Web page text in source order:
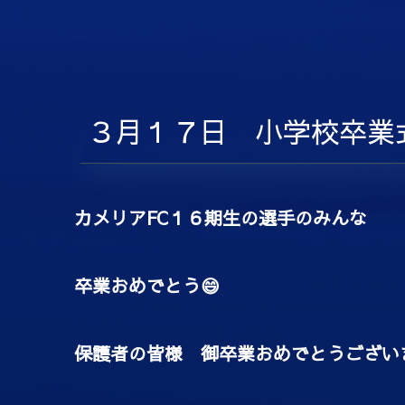
３月１７日 小学校卒業
カメリアFC１６期生の選手のみんな
卒業おめでとう😄
保護者の皆様 御卒業おめでとうござい